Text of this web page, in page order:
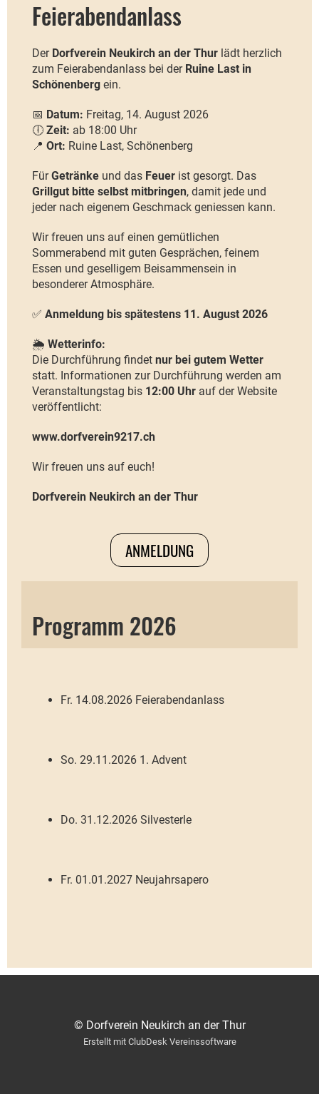
Feierabendanlass
Der Dorfverein Neukirch an der Thur lädt herzlich
zum Feierabendanlass bei der Ruine Last in
Schönenberg ein.
📅 Datum: Freitag, 14. August 2026
🕕 Zeit: ab 18:00 Uhr
📍 Ort: Ruine Last, Schönenberg
FürGetränke und das Feuer ist gesorgt. Das
Grillgut bitte selbst mitbringen, damit jede und
jeder nach eigenem Geschmack geniessen kann.
Wir freuen uns auf einen gemütlichen
Sommerabend mit guten Gesprächen, feinem
Essen und geselligem Beisammensein in
besonderer Atmosphäre.
✅ Anmeldung bis spätestens 11. August 2026
🌦️ Wetterinfo:
Die Durchführung findet nur bei gutem Wetter
statt. Informationen zur Durchführung werden am
Veranstaltungstag bis 12:00 Uhr auf der Website
veröffentlicht:
www.dorfverein9217.ch
Wir freuen uns auf euch!
Dorfverein Neukirch an der Thur
ANMELDUNG
Programm 2026
Fr. 14.08.2026 Feierabendanlass
So. 29.11.2026 1. Advent
Do. 31.12.2026 Silvesterle
Fr. 01.01.2027 Neujahrsapero
© Dorfverein Neukirch an der Thur
Erstellt mit ClubDesk Vereinssoftware